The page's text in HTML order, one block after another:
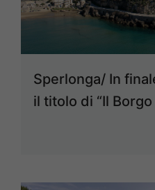
Sperlonga/ In
il titolo di “Il Borgo